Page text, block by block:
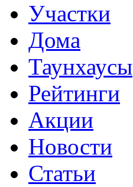
Участки
Дома
Таунхаусы
Рейтинги
Акции
Новости
Статьи